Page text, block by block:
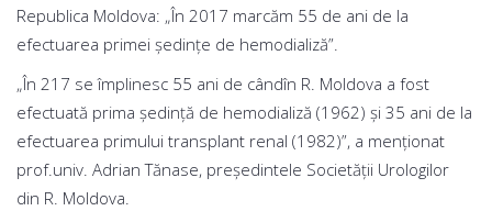
Republica Moldova: „În 2017 marcăm 55 de ani de la
efectuarea primei ședințe de hemodializă”.
„În 217 se împlinesc 55 ani de cândîn R. Moldova a fost
efectuată prima ședință de hemodializă (1962) și 35 ani de la
efectuarea primului transplant renal (1982)”, a menționat
prof.univ. Adrian Tănase, președintele Societății Urologilor
din R. Moldova.